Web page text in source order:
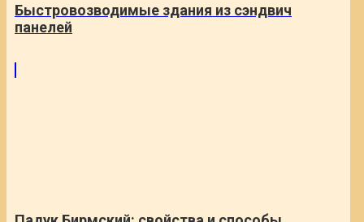
Быстровозводимые здания из сэндвич
панелей